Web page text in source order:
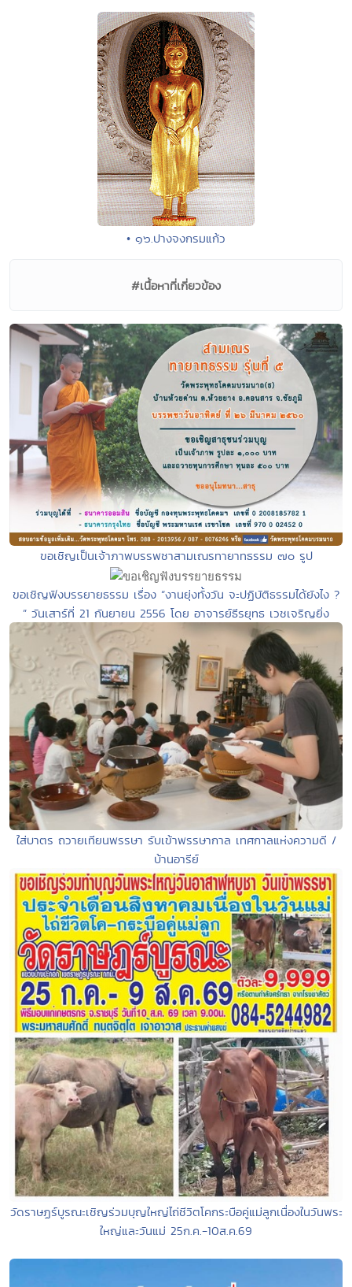
• ๑๖.ปางจงกรมแก้ว
#เนื้อหาที่เกี่ยวข้อง
ขอเชิญเป็นเจ้าภาพบรรพชาสามเณรทายาทธรรม ๗๐ รูป
ขอเชิญฟังบรรยายธรรม เรื่อง “งานยุ่งทั้งวัน จะปฏิบัติธรรมได้ยังไง ?
” วันเสาร์ที่ 21 กันยายน 2556 โดย อาจารย์ธีรยุทธ เวชเจริญยิ่ง
ใส่บาตร ถวายเทียนพรรษา รับเข้าพรรษากาล เทศกาลแห่งความดี /
บ้านอารีย์
วัดราษฏร์บูรณะเชิญร่วมบุญใหญ่ไถ่ชีวิตโคกระบือคู่แม่ลูกเนื่องในวันพระ
ใหญ่และวันแม่ 25ก.ค.-10ส.ค.69